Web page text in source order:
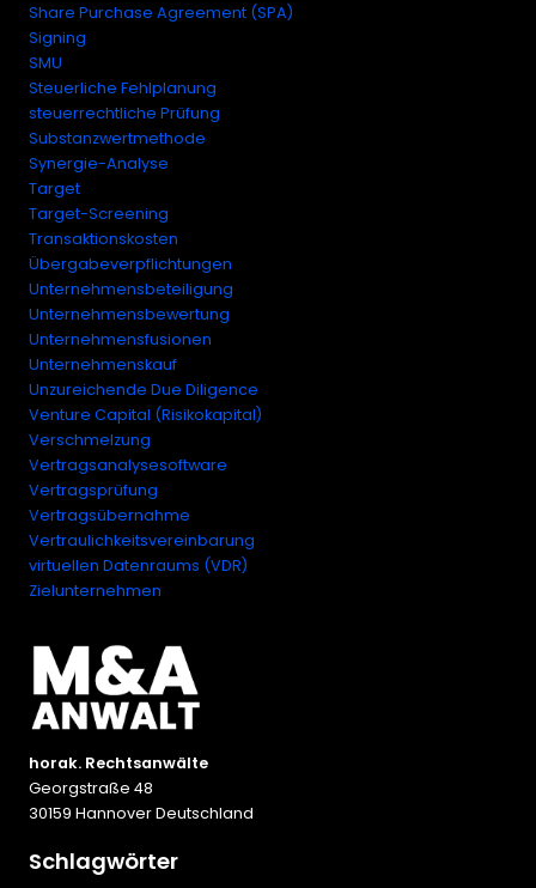
Share Purchase Agreement (SPA)
Signing
SMU
Steuerliche Fehlplanung
steuerrechtliche Prüfung
Substanzwertmethode
Synergie-Analyse
Target
Target-Screening
Transaktionskosten
Übergabeverpflichtungen
Unternehmensbeteiligung
Unternehmensbewertung
Unternehmensfusionen
Unternehmenskauf
Unzureichende Due Diligence
Venture Capital (Risikokapital)
Verschmelzung
Vertragsanalysesoftware
Vertragsprüfung
Vertragsübernahme
Vertraulichkeitsvereinbarung
virtuellen Datenraums (VDR)
Zielunternehmen
horak. Rechtsanwälte
Georgstraße 48
30159 Hannover Deutschland
Schlagwörter